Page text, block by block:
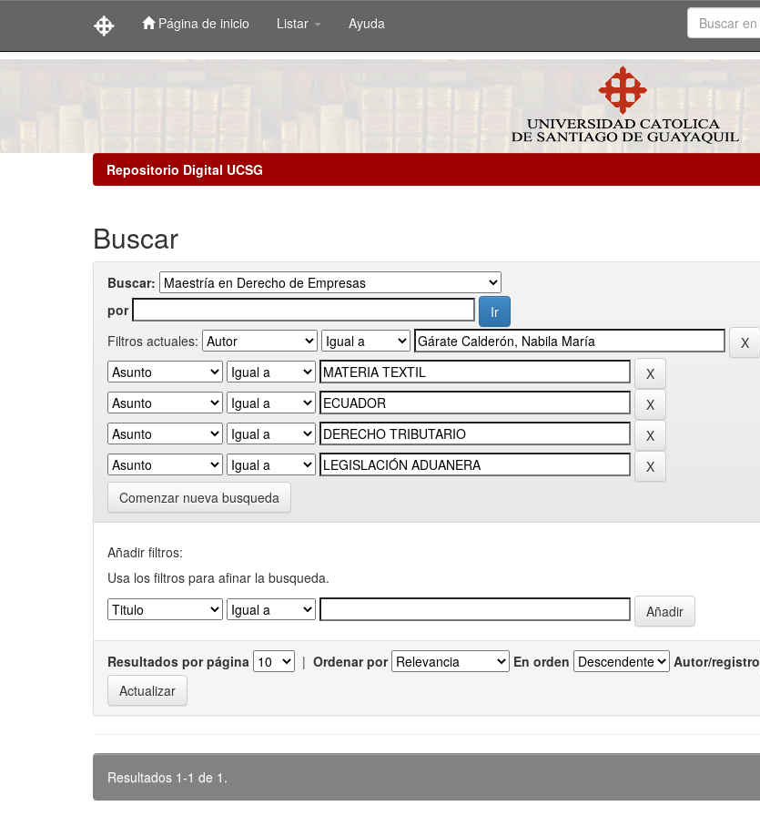
Página de inicio Listar Ayuda
Repositorio Digital UCSG
Buscar
Buscar:
por
Filtros actuales:
Comenzar nueva busqueda
Añadir filtros:
Usa los filtros para afinar la busqueda.
Resultados por página | Ordenar por En orden Autor/registro
Resultados 1-1 de 1.